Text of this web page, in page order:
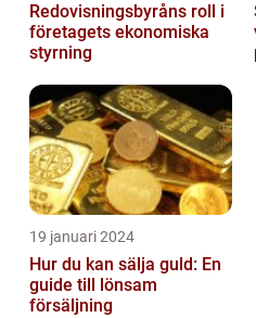
Redovisningsbyråns roll i
företagets ekonomiska
styrning
19 januari 2024
Hur du kan sälja guld: En
guide till lönsam
försäljning